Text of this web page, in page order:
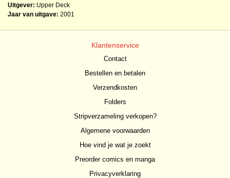
Uitgever: Upper Deck
Jaar van uitgave: 2001
Klantenservice
Contact
Bestellen en betalen
Verzendkosten
Folders
Stripverzameling verkopen?
Algemene voorwaarden
Hoe vind je wat je zoekt
Preorder comics en manga
Privacyverklaring